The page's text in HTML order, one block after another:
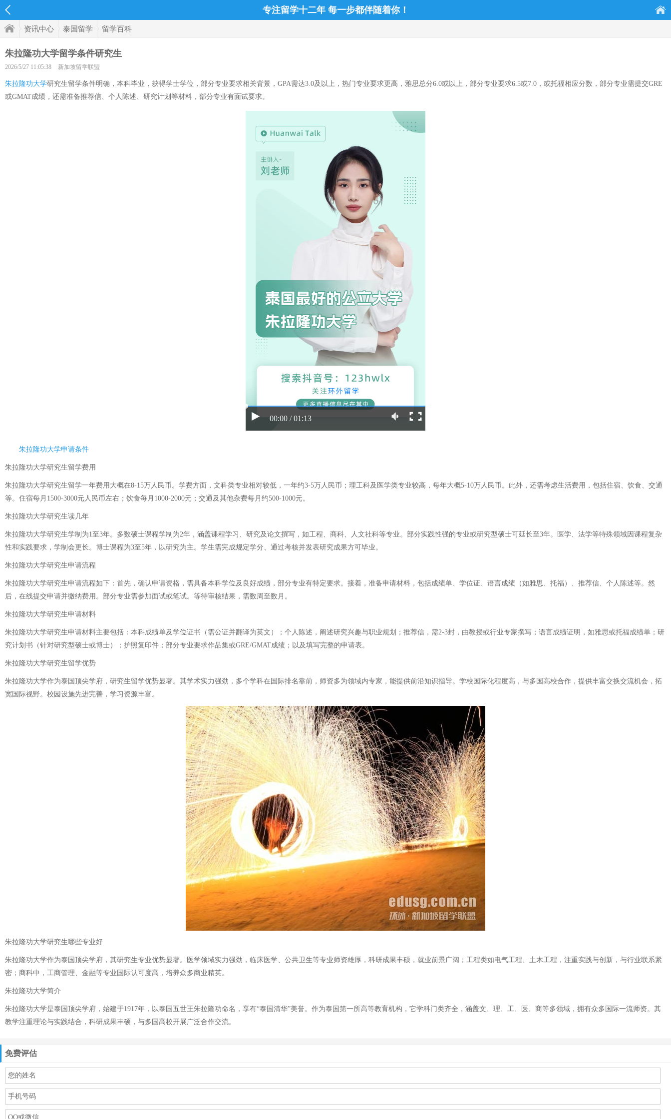
专注留学十二年 每一步都伴随着你！
资讯中心 泰国留学 留学百科
朱拉隆功大学留学条件研究生
2026/5/27 11:05:38 新加坡留学联盟
朱拉隆功大学研究生留学条件明确，本科毕业，获得学士学位，部分专业要求相关背景，GPA需达3.0及以上，热门专业要求更高，雅思总分6.0或以上，部分专业要求6.5或7.0，或托福相应分数，部分专业需提交GRE
或GMAT成绩，还需准备推荐信、个人陈述、研究计划等材料，部分专业有面试要求。
00:00 / 01:13
朱拉隆功大学申请条件
朱拉隆功大学研究生留学费用
朱拉隆功大学研究生留学一年费用大概在8-15万人民币。学费方面，文科类专业相对较低，一年约3-5万人民币；理工科及医学类专业较高，每年大概5-10万人民币。此外，还需考虑生活费用，包括住宿、饮食、交通
等。住宿每月1500-3000元人民币左右；饮食每月1000-2000元；交通及其他杂费每月约500-1000元。
朱拉隆功大学研究生读几年
朱拉隆功大学研究生学制为1至3年。多数硕士课程学制为2年，涵盖课程学习、研究及论文撰写，如工程、商科、人文社科等专业。部分实践性强的专业或研究型硕士可延长至3年。医学、法学等特殊领域因课程复杂
性和实践要求，学制会更长。博士课程为3至5年，以研究为主。学生需完成规定学分、通过考核并发表研究成果方可毕业。
朱拉隆功大学研究生申请流程
朱拉隆功大学研究生申请流程如下：首先，确认申请资格，需具备本科学位及良好成绩，部分专业有特定要求。接着，准备申请材料，包括成绩单、学位证、语言成绩（如雅思、托福）、推荐信、个人陈述等。然
后，在线提交申请并缴纳费用。部分专业需参加面试或笔试。等待审核结果，需数周至数月。
朱拉隆功大学研究生申请材料
朱拉隆功大学研究生申请材料主要包括：本科成绩单及学位证书（需公证并翻译为英文）；个人陈述，阐述研究兴趣与职业规划；推荐信，需2-3封，由教授或行业专家撰写；语言成绩证明，如雅思或托福成绩单；研
究计划书（针对研究型硕士或博士）；护照复印件；部分专业要求作品集或GRE/GMAT成绩；以及填写完整的申请表。
朱拉隆功大学研究生留学优势
朱拉隆功大学作为泰国顶尖学府，研究生留学优势显著。其学术实力强劲，多个学科在国际排名靠前，师资多为领域内专家，能提供前沿知识指导。学校国际化程度高，与多国高校合作，提供丰富交换交流机会，拓
宽国际视野。校园设施先进完善，学习资源丰富。
朱拉隆功大学研究生哪些专业好
朱拉隆功大学作为泰国顶尖学府，其研究生专业优势显著。医学领域实力强劲，临床医学、公共卫生等专业师资雄厚，科研成果丰硕，就业前景广阔；工程类如电气工程、土木工程，注重实践与创新，与行业联系紧
密；商科中，工商管理、金融等专业国际认可度高，培养众多商业精英。
朱拉隆功大学简介
朱拉隆功大学是泰国顶尖学府，始建于1917年，以泰国五世王朱拉隆功命名，享有“泰国清华”美誉。作为泰国第一所高等教育机构，它学科门类齐全，涵盖文、理、工、医、商等多领域，拥有众多国际一流师资。其
教学注重理论与实践结合，科研成果丰硕，与多国高校开展广泛合作交流。
免费评估